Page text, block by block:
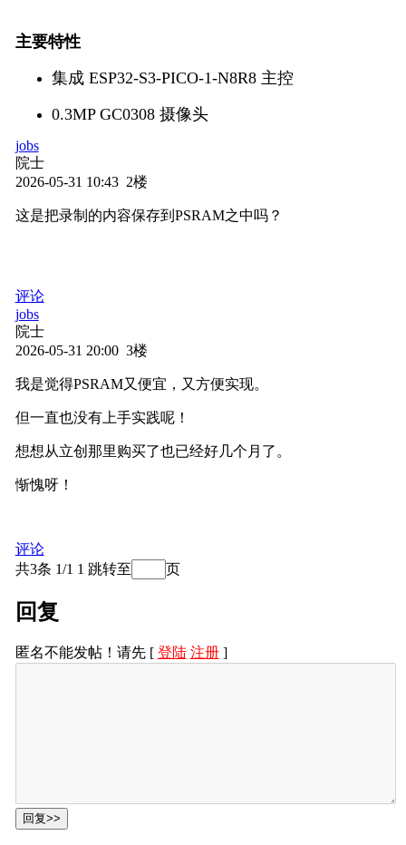
主要特性
集成 ESP32-S3-PICO-1-N8R8 主控
0.3MP GC0308 摄像头
8MB Flash 和 8MB PSRAM
集成红外发射管
功能引脚示意图
计的语音识别底座，采用了ES8311单声道音频解码
器、MEMS麦克风和NS4150B功率放大器，该设备支
jobs
院士
2026-05-31 10:43 2楼
这是把录制的内容保存到PSRAM之中吗？
评论
jobs
院士
2026-05-31 20:00 3楼
我是觉得PSRAM又便宜，又方便实现。
但一直也没有上手实践呢！
想想从立创那里购买了也已经好几个月了。
惭愧呀！
评论
共3条 1/1 1 跳转至 页
回复
匿名不能发帖！请先 [ 登陆 注册]